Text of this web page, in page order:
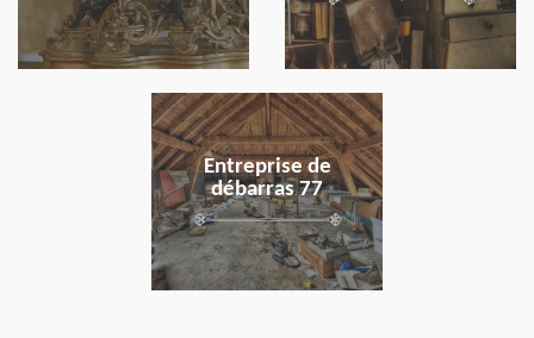
Entreprise de
débarras 77
en savoir plus